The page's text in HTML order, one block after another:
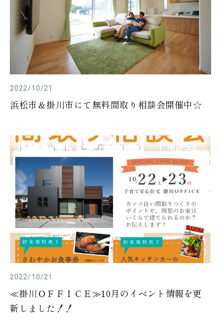
2022/10/21
浜松市＆掛川市にて無料間取り相談会開催中☆
2022/10/21
≪掛川ＯＦＦＩＣＥ≫10月のイベント情報を更
新しました！！